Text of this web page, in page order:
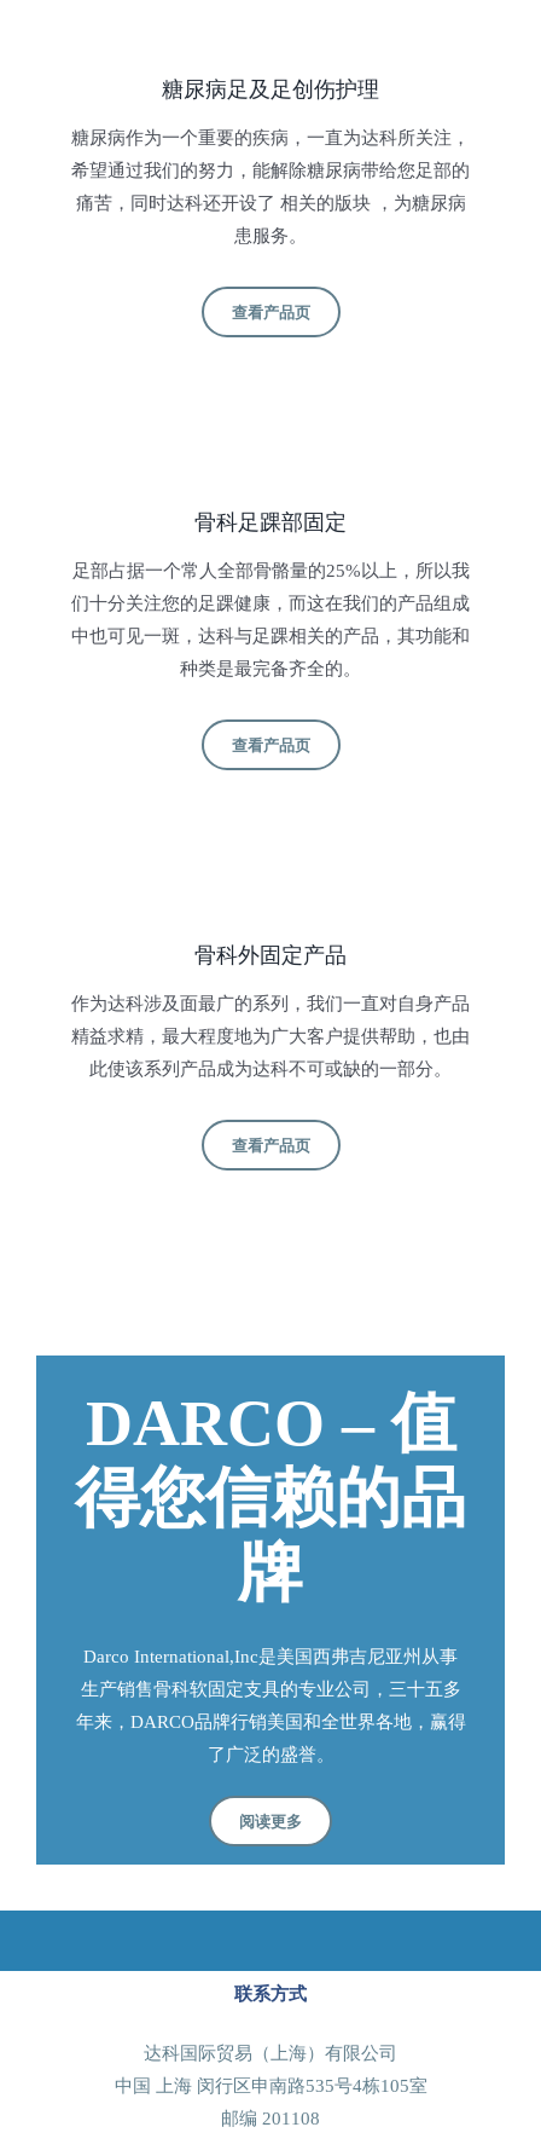
糖尿病足及足创伤护理
糖尿病作为一个重要的疾病，一直为达科所关注，
希望通过我们的努力，能解除糖尿病带给您足部的
痛苦，同时达科还开设了 相关的版块 ，为糖尿病
患服务。
查看产品页
骨科足踝部固定
足部占据一个常人全部骨骼量的25%以上，所以我
们十分关注您的足踝健康，而这在我们的产品组成
中也可见一斑，达科与足踝相关的产品，其功能和
种类是最完备齐全的。
查看产品页
骨科外固定产品
作为达科涉及面最广的系列，我们一直对自身产品
精益求精，最大程度地为广大客户提供帮助，也由
此使该系列产品成为达科不可或缺的一部分。
查看产品页
DARCO – 值
得您信赖的品
牌
Darco International,Inc是美国西弗吉尼亚州从事
生产销售骨科软固定支具的专业公司，三十五多
年来，DARCO品牌行销美国和全世界各地，赢得
了广泛的盛誉。
阅读更多
联系方式
达科国际贸易（上海）有限公司
中国 上海 闵行区申南路535号4栋105室
邮编 201108